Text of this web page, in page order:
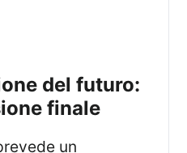
finale